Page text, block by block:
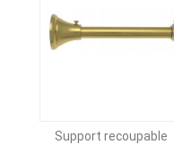
Support recoupable